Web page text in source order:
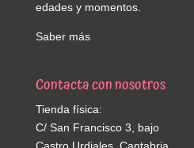
edades y momentos.
Saber más
Contacta con nosotros
Tienda física:
C/ San Francisco 3, bajo